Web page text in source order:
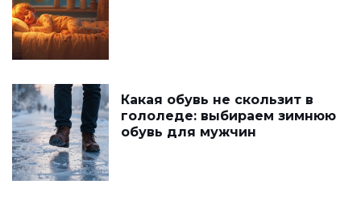
Какая обувь не скользит в
гололеде: выбираем зимнюю
обувь для мужчин